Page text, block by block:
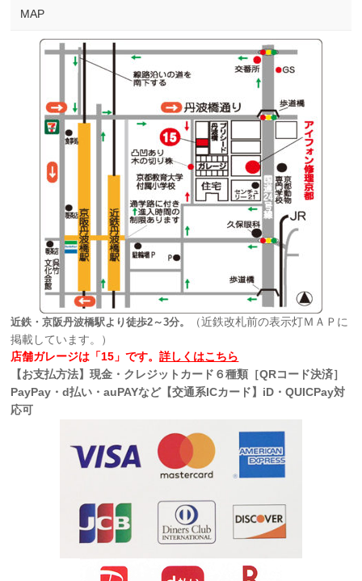
MAP
近鉄・京阪丹波橋駅より徒歩2～3分。
（近鉄改札前の表示灯ＭＡＰに
掲載しています。）
店舗ガレージは「15」です。詳しくはこちら
【お支払方法】現金・クレジットカード６種類［QRコード決済］
PayPay・d払い・auPAYなど【交通系ICカード】iD・QUICPay対
応可